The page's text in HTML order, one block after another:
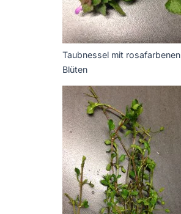
Taubnessel mit rosafarbenen
Blüten